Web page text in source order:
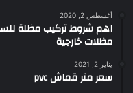
أغسطس 2, 2020
اهم شروط تركيب مظلة
مظلات خارجية
يناير 2, 2021
سعر متر قماش pvc